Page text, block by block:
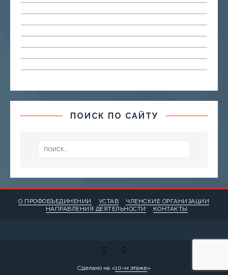
ПОИСК ПО САЙТУ
О ПРОФОБЪЕДИНЕНИИ УСТАВ
ЧЛЕНСКИЕ ОРГАНИЗАЦИИ
НАПРАВЛЕНИЯ ДЕЯТЕЛЬНОСТИ
КОНТАКТЫ
Сделано на «10-м этаже»